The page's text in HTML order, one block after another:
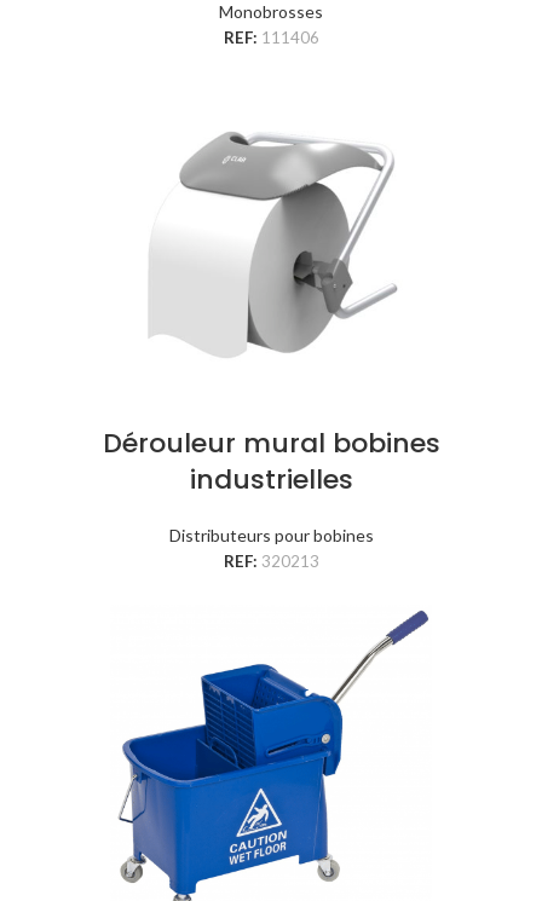
Monobrosses
REF: 111406
Dérouleur mural bobines
industrielles
Distributeurs pour bobines
REF: 320213